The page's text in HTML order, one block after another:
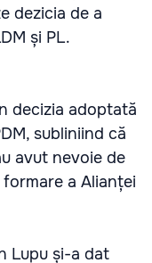
dezicia de a
și PL.
decizia adoptată
subliniind că
avut nevoie de
a Alianței
Lupu și-a dat